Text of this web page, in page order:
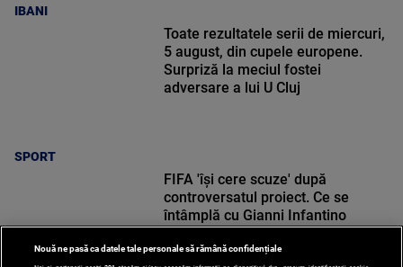
IBANI
SPORT
Toate rezultatele serii de miercuri,
5 august, din cupele europene.
Surpriză la meciul fostei
adversare a lui U Cluj
FIFA 'își cere scuze' după
controversatul proiect. Ce se
întâmplă cu Gianni Infantino
Nouă ne pasă ca datele tale personale să rămână confidențiale